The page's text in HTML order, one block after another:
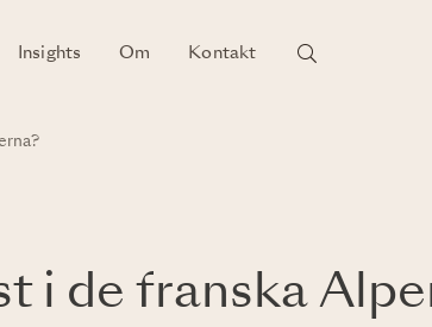
Insights Om Kontakt
i de franska